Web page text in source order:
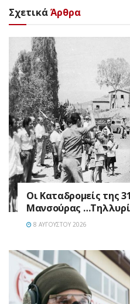
ΣχετικάΆρθρα
Οι Καταδρομείς της
Μανσούρας
8 ΑΥΓΟΎΣΤΟΥ 2026